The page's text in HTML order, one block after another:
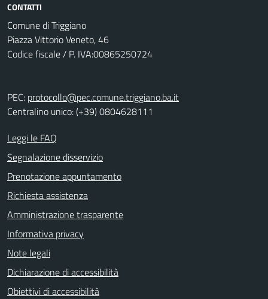
CONTATTI
Comune di Triggiano
Piazza Vittorio Veneto, 46
Codice fiscale / P. IVA:00865250724
PEC: protocollo@pec.comune.triggiano.ba.it
Centralino unico: (+39) 0804628111
Leggi le FAQ
Segnalazione disservizio
Prenotazione appuntamento
Richiesta assistenza
Amministrazione trasparente
Informativa privacy
Note legali
Dichiarazione di accessibilità
Obiettivi di accessibilità